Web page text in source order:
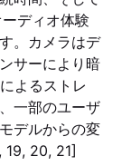
ディオ体験
。カメラはデ
サーにより暗
よるストレ
一部のユーザ
デルからの変
19, 20, 21]